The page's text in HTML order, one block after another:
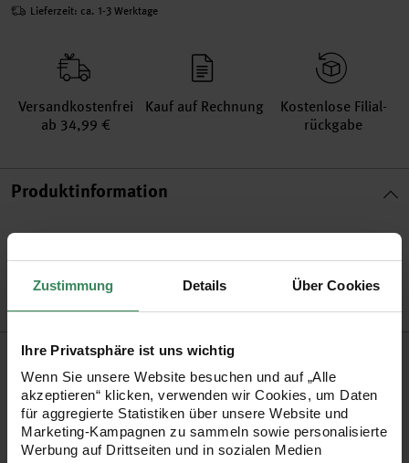
Zustimmung Details Über Cookies
Ihre Privatsphäre ist uns wichtig
Wenn Sie unsere Website besuchen und auf „Alle
akzeptieren“ klicken, verwenden wir Cookies, um Daten
für aggregierte Statistiken über unsere Website und
Marketing-Kampagnen zu sammeln sowie personalisierte
Werbung auf Drittseiten und in sozialen Medien
Lieferzeit: ca. 1-3 Werktage
Versand­kosten­frei
ab 34,99 €
Kauf auf Rechnung
Kosten­lose Filial­
rückgabe
Produktinformation
Bestell-Nr.3257692
Produktbeschreibung
Ihr eigenes Rezeptbuch? Oder doch was für´s Büro? Mit Ihren
persönlichen Ideen können Sie aus dem braunen Notizbuch
alles machen!